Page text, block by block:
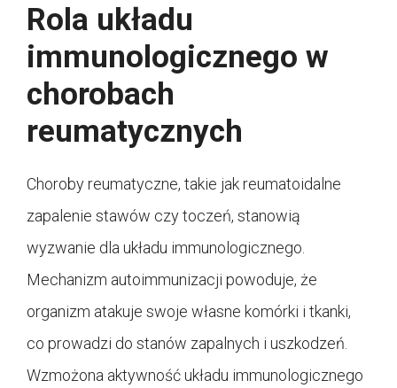
Rola układu
immunologicznego w
chorobach
reumatycznych
Choroby reumatyczne, takie jak reumatoidalne
zapalenie stawów czy toczeń, stanowią
wyzwanie dla układu immunologicznego.
Mechanizm autoimmunizacji powoduje, że
organizm atakuje swoje własne komórki i tkanki,
co prowadzi do stanów zapalnych i uszkodzeń.
Wzmożona aktywność układu immunologicznego